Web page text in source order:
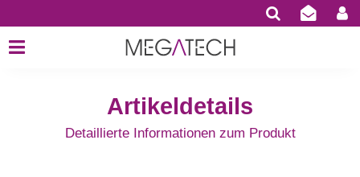
Artikeldetails
Detaillierte Informationen zum Produkt